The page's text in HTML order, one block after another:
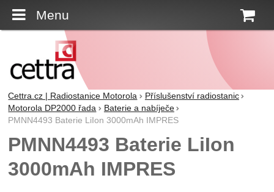
Menu
Cettra.cz | Radiostanice Motorola
Příslušenství radiostanic
Motorola DP2000 řada
Baterie a nabíječe
PMNN4493 Baterie LiIon 3000mAh IMPRES
PMNN4493 Baterie LiIon
3000mAh IMPRES